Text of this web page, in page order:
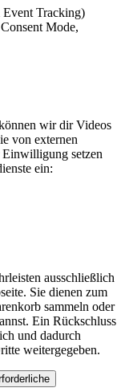
Tracking)
Mode,
wir dir Videos
von externen
setzen
ein:
ausschließlich
Sie dienen zum
sammeln oder
Ein Rückschluss
und dadurch
weitergegeben.